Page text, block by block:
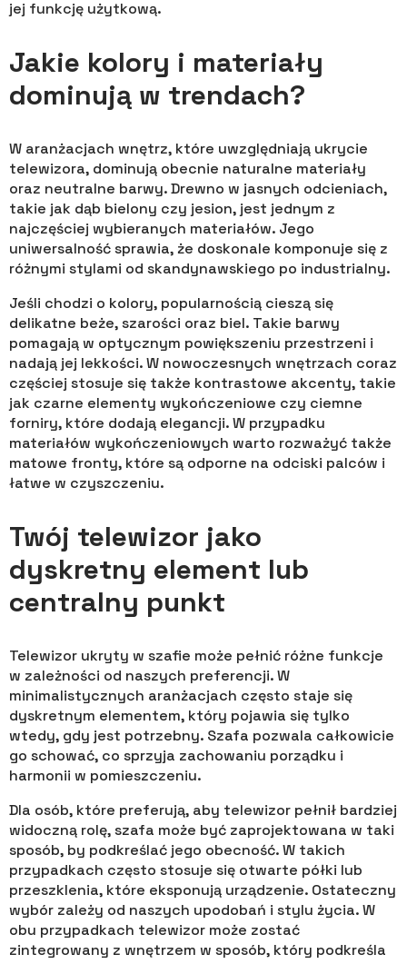
jej funkcję użytkową.
Jakie kolory i materiały
dominują w trendach?
W aranżacjach wnętrz, które uwzględniają ukrycie
telewizora, dominują obecnie naturalne materiały
oraz neutralne barwy. Drewno w jasnych odcieniach,
takie jak dąb bielony czy jesion, jest jednym z
najczęściej wybieranych materiałów. Jego
uniwersalność sprawia, że doskonale komponuje się z
różnymi stylami od skandynawskiego po industrialny.
Jeśli chodzi o kolory, popularnością cieszą się
delikatne beże, szarości oraz biel. Takie barwy
pomagają w optycznym powiększeniu przestrzeni i
nadają jej lekkości. W nowoczesnych wnętrzach coraz
częściej stosuje się także kontrastowe akcenty, takie
jak czarne elementy wykończeniowe czy ciemne
forniry, które dodają elegancji. W przypadku
materiałów wykończeniowych warto rozważyć także
matowe fronty, które są odporne na odciski palców i
łatwe w czyszczeniu.
Twój telewizor jako
dyskretny element lub
centralny punkt
Telewizor ukryty w szafie może pełnić różne funkcje
w zależności od naszych preferencji. W
minimalistycznych aranżacjach często staje się
dyskretnym elementem, który pojawia się tylko
wtedy, gdy jest potrzebny. Szafa pozwala całkowicie
go schować, co sprzyja zachowaniu porządku i
harmonii w pomieszczeniu.
Dla osób, które preferują, aby telewizor pełnił bardziej
widoczną rolę, szafa może być zaprojektowana w taki
sposób, by podkreślać jego obecność. W takich
przypadkach często stosuje się otwarte półki lub
przeszklenia, które eksponują urządzenie. Ostateczny
wybór zależy od naszych upodobań i stylu życia. W
obu przypadkach telewizor może zostać
zintegrowany z wnętrzem w sposób, który podkreśla